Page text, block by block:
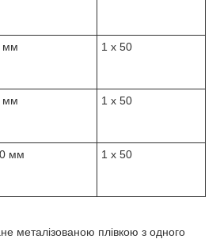
мм 1 х 50
мм 1 х 50
мм 1 х 50
металізованою плівкою з одного